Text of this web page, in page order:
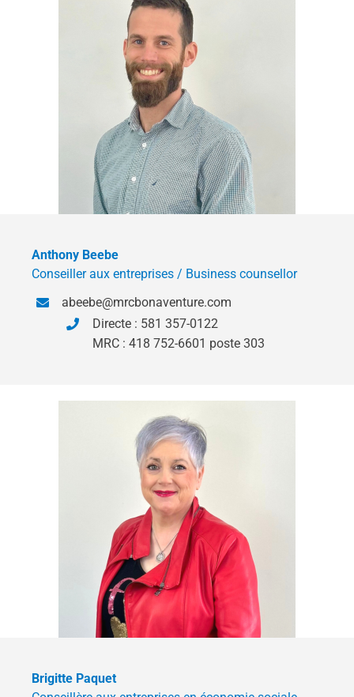
Anthony Beebe
Conseiller aux entreprises / Business counsellor
abeebe@mrcbonaventure.com
Directe : 581 357-0122
MRC : 418 752-6601 poste 303
Brigitte Paquet